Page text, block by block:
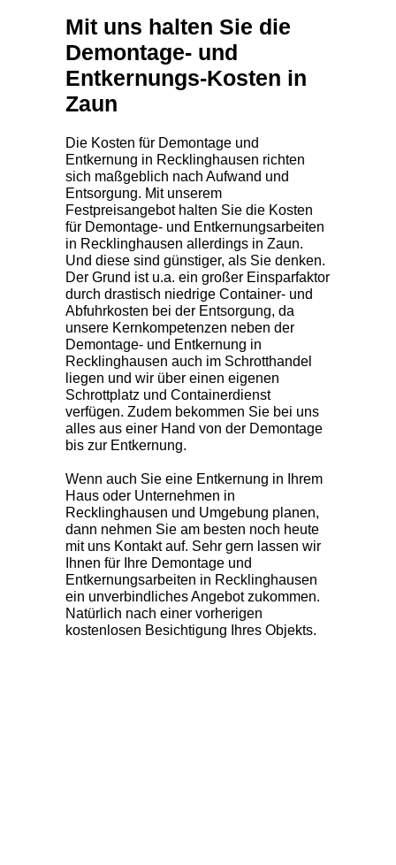
Mit uns halten Sie die
Demontage- und
Entkernungs-Kosten in
Zaun
Die Kosten für Demontage und
Entkernung in Recklinghausen richten
sich maßgeblich nach Aufwand und
Entsorgung. Mit unserem
Festpreisangebot halten Sie die Kosten
für Demontage- und Entkernungsarbeiten
in Recklinghausen allerdings in Zaun.
Und diese sind günstiger, als Sie denken.
Der Grund ist u.a. ein großer Einsparfaktor
durch drastisch niedrige Container- und
Abfuhrkosten bei der Entsorgung, da
unsere Kernkompetenzen neben der
Demontage- und Entkernung in
Recklinghausen auch im Schrotthandel
liegen und wir über einen eigenen
Schrottplatz und Containerdienst
verfügen. Zudem bekommen Sie bei uns
alles aus einer Hand von der Demontage
bis zur Entkernung.
Wenn auch Sie eine Entkernung in Ihrem
Haus oder Unternehmen in
Recklinghausen und Umgebung planen,
dann nehmen Sie am besten noch heute
mit uns Kontakt auf. Sehr gern lassen wir
Ihnen für Ihre Demontage und
Entkernungsarbeiten in Recklinghausen
ein unverbindliches Angebot zukommen.
Natürlich nach einer vorherigen
kostenlosen Besichtigung Ihres Objekts.